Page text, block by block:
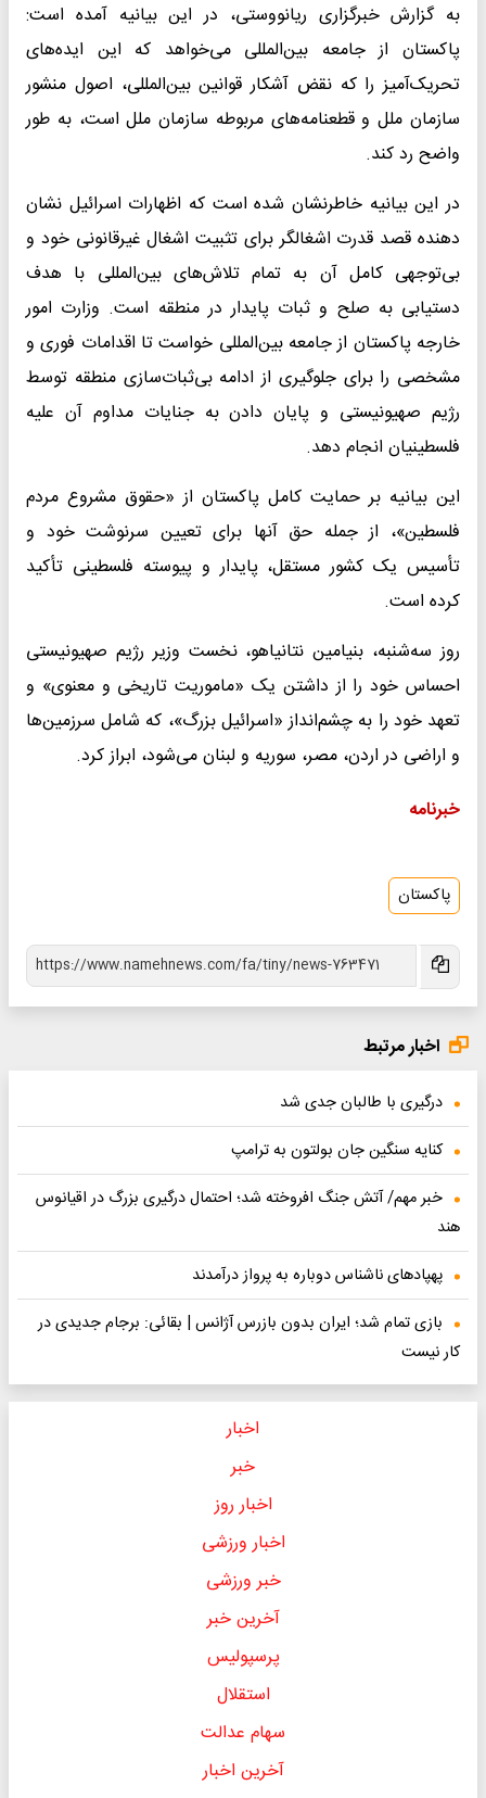
به گزارش خبرگزاری ریانووستی، در این بیانیه آمده است:
پاکستان از جامعه بین‌المللی می‌خواهد که این ایده‌های
تحریک‌آمیز را که نقض آشکار قوانین بین‌المللی، اصول منشور
سازمان ملل و قطعنامه‌های مربوطه سازمان ملل است، به طور
واضح رد کند.
در این بیانیه خاطرنشان شده است که اظهارات اسرائیل نشان
دهنده قصد قدرت اشغالگر برای تثبیت اشغال غیرقانونی خود و
بی‌توجهی کامل آن به تمام تلاش‌های بین‌المللی با هدف
دستیابی به صلح و ثبات پایدار در منطقه است. وزارت امور
خارجه پاکستان از جامعه بین‌المللی خواست تا اقدامات فوری و
مشخصی را برای جلوگیری از ادامه بی‌ثبات‌سازی منطقه توسط
رژیم صهیونیستی و پایان دادن به جنایات مداوم آن علیه
فلسطینیان انجام دهد.
این بیانیه بر حمایت کامل پاکستان از «حقوق مشروع مردم
فلسطین»، از جمله حق آنها برای تعیین سرنوشت خود و
تأسیس یک کشور مستقل، پایدار و پیوسته فلسطینی تأکید
کرده است.
روز سه‌شنبه، بنیامین نتانیاهو، نخست وزیر رژیم صهیونیستی
احساس خود را از داشتن یک «ماموریت تاریخی و معنوی» و
تعهد خود را به چشم‌انداز «اسرائیل بزرگ»، که شامل سرزمین‌ها
و اراضی در اردن، مصر، سوریه و لبنان می‌شود، ابراز کرد.
خبرنامه
پاکستان
اخبار مرتبط
درگیری با طالبان جدی شد
کنایه سنگین جان بولتون به ترامپ
خبر مهم/ آتش جنگ افروخته شد؛ احتمال درگیری بزرگ در اقیانوس
هند
پهپادهای ناشناس دوباره به پرواز درآمدند
بازی تمام شد؛ ایران بدون بازرس آژانس | بقائی: برجام جدیدی در
کار نیست
اخبار
خبر
اخبار روز
اخبار ورزشی
خبر ورزشی
آخرین خبر
پرسپولیس
استقلال
سهام عدالت
آخرین اخبار